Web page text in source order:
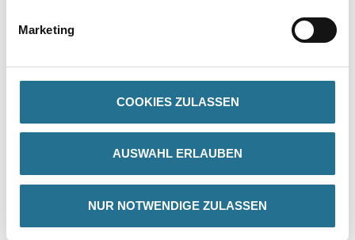
Marketing
COOKIES ZULASSEN
AUSWAHL ERLAUBEN
NUR NOTWENDIGE ZULASSEN
- Extreme Lebensdauer aufgrund der Netzschleifstruktur (bis zu
10 Mal länger als Standardprodukte)
GEFAHRENHINWEISE